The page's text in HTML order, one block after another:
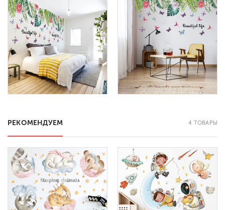
РЕКОМЕНДУЕМ 4 ТОВАРЫ